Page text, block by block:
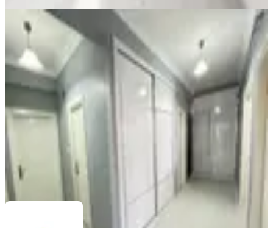
Germenıcıa'dan Boğaziçi'nde Satılık
Geniş 3+1 Daire
Onikişubat, Boğaziçi Mahallesi
3+1
·170 m² 07.08.2026
3.900.000 ₺
Germenicia Gayrimenkul